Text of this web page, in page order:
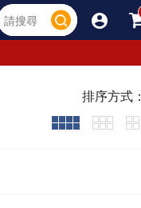
排序方式：